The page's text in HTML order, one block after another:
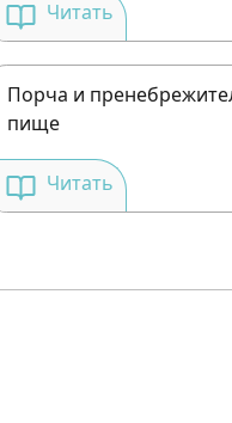
Читать
Порча и
пище
Читать